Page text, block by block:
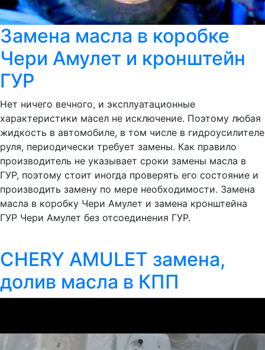
Замена масла в коробке
Чери Амулет и кронштейн
ГУР
Нет ничего вечного, и эксплуатационные
характеристики масел не исключение. Поэтому любая
жидкость в автомобиле, в том числе в гидроусилителе
руля, периодически требует замены. Как правило
производитель не указывает сроки замены масла в
ГУР, поэтому стоит иногда проверять его состояние и
производить замену по мере необходимости. Замена
масла в коробку Чери Амулет и замена кронштейна
ГУР Чери Амулет без отсоединения ГУР.
CHERY AMULET замена,
долив масла в КПП